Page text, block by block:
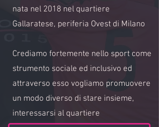
nata nel 2018 nel quartiere
Gallaratese, periferia Ovest di Milano
Crediamo fortemente nello sport come
strumento sociale ed inclusivo ed
attraverso esso vogliamo promuovere
un modo diverso di stare insieme,
interessarsi al quartiere